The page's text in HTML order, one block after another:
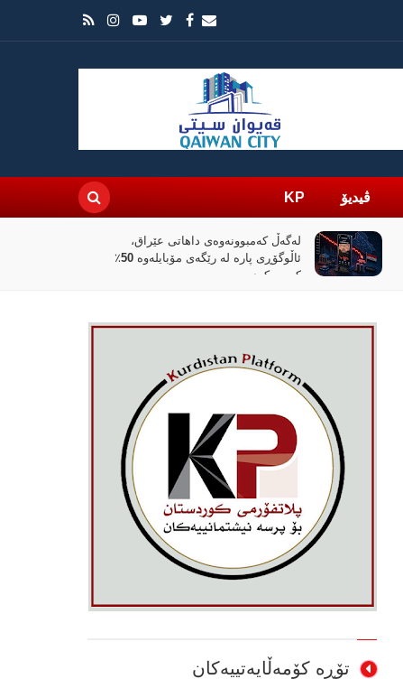
ڤیدیۆ KP
لەگەڵ کەمبوونەوەی داهاتی عێراق،
ئاڵوگۆڕی پارە لە رێگەی مۆبایلەوە 50٪
کەمی کردووە
تۆڕە کۆمەڵایەتییەکان